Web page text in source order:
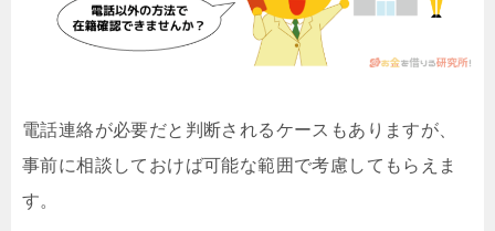
電話連絡が必要だと判断されるケースもありますが、
事前に相談しておけば可能な範囲で考慮してもらえま
す。